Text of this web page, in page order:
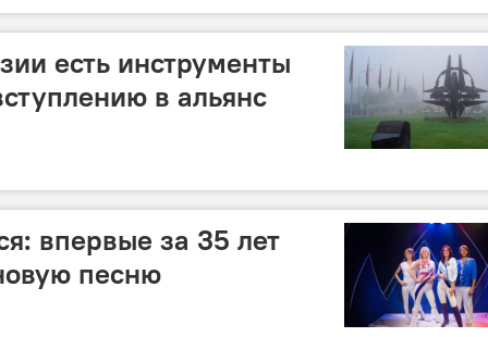
есть инструменты
в альянс
впервые за 35 лет
песню